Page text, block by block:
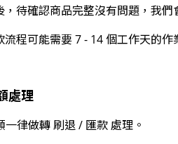
待確認商品完整沒有問題，我們
流程可能需要 7 - 14 個工作天的
處理
一律做轉 刷退 / 匯款 處理。